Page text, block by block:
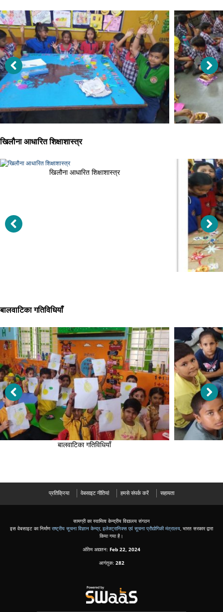
खिलौना आधारित शिक्षाशास्त्र
खिलौना आधारित शिक्षाशास्त्र
बालवाटिका गतिविधियाँ
बालवाटिका गतिविधियाँ
प्रतिक्रिया वेबसाइट नीतियां हमसे संपर्क करें सहायता
सामग्री का स्वामित्व केन्द्रीय विद्यालय संगठन
इस वेबसाइट का निर्माणराष्ट्रीय सूचना विज्ञान केन्द्र, इलेक्ट्रानिक्स एवं सूचना प्रौद्योगिकी मंत्रालय , भारत सरकार द्वारा
किया गया है।
अंतिम अद्यतन: Feb 22, 2024
आगंतुक: 282